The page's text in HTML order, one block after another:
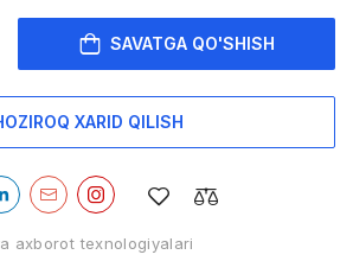
SAVATGA QO'SHISH
XARID QILISH
axborot texnologiyalari